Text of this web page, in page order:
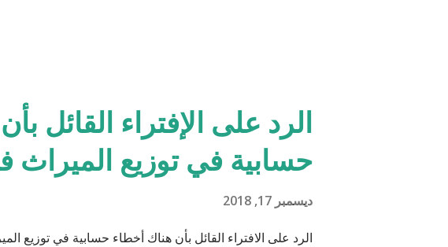
الرد على الإفتراء القائل
حسابية في توزيع الميراث
ديسمبر 17, 2018
الرد على الافتراء القائل بأن هناك أخطاء حسابية في توزيع